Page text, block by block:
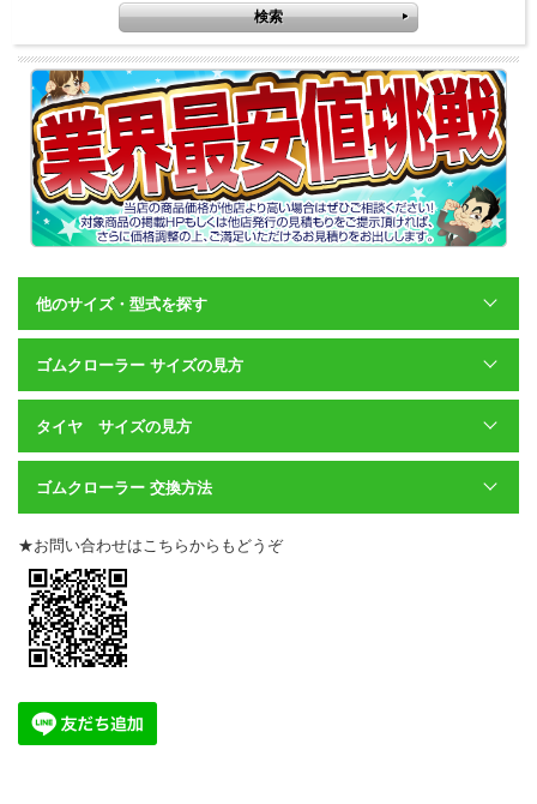
他のサイズ・型式を探す
ゴムクローラー サイズの見方
タイヤ サイズの見方
ゴムクローラー 交換方法
★お問い合わせはこちらからもどうぞ